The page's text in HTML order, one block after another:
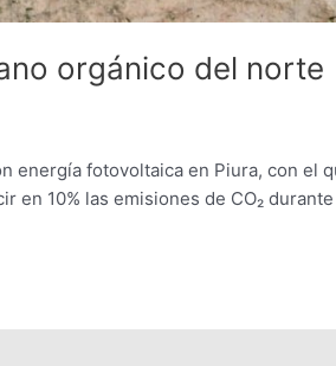
orgánico del norte
energía fotovoltaica en Piura, con el
10% las emisiones de CO₂